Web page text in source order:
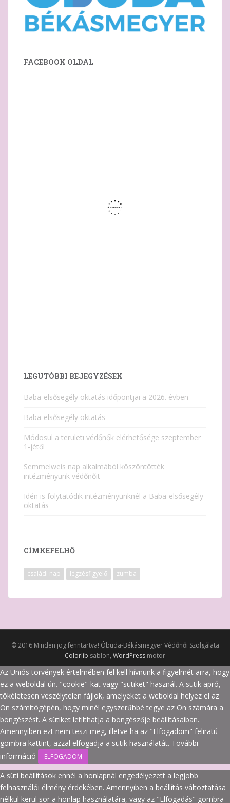
FACEBOOK OLDAL
LEGUTÓBBI BEJEGYZÉSEK
Baba-elsősegély oktatás időpontjai a 2026. évben
Baba-elsősegély oktatás
Módosul a területi védőnők elérhetősége szeptember
1-jétől
Semmelweis nap alkalmából köszöntötték
intézményünk védőnőit
Idén is folytatódik intézményünknél a Baba-elsősegély
oktatás
CÍMKEFELHŐ
családi nap légzésfigyelő zumba
© 2016 Minden jog fenntartva! Óbuda-Békásmegyer Védőnői Szolgálata
Colorlib sablon, WordPress motor
Az Uniós törvények értelmében fel kell hívnunk a figyelmét arra, hogy
ez a weboldal ún. "cookie"-kat vagy "sütiket" használ. A sütik apró,
tökéletesen veszélytelen fájlok, amelyeket a weboldal helyez el az
Ön számítógépén, hogy minél egyszerűbbé tegye az Ön számára a
böngészést. A sütiket letilthatja a böngészője beállításaiban.
Amennyiben ezt nem teszi meg, illetve ha az "Elfogadom" feliratú
gombra kattint, azzal elfogadja a sütik használatát. További
információ
ELFOGADOM
A süti beállítások ennél a honlapnál engedélyezett a legjobb
felhasználói élmény érdekében. Amennyiben a beállítás változtatása
nélkül kerül sor a honlap használatára, vagy az "Elfogadás" gombra